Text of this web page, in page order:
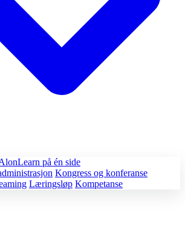
på én side
Kongress og konferanse
Læringsløp Kompetanse